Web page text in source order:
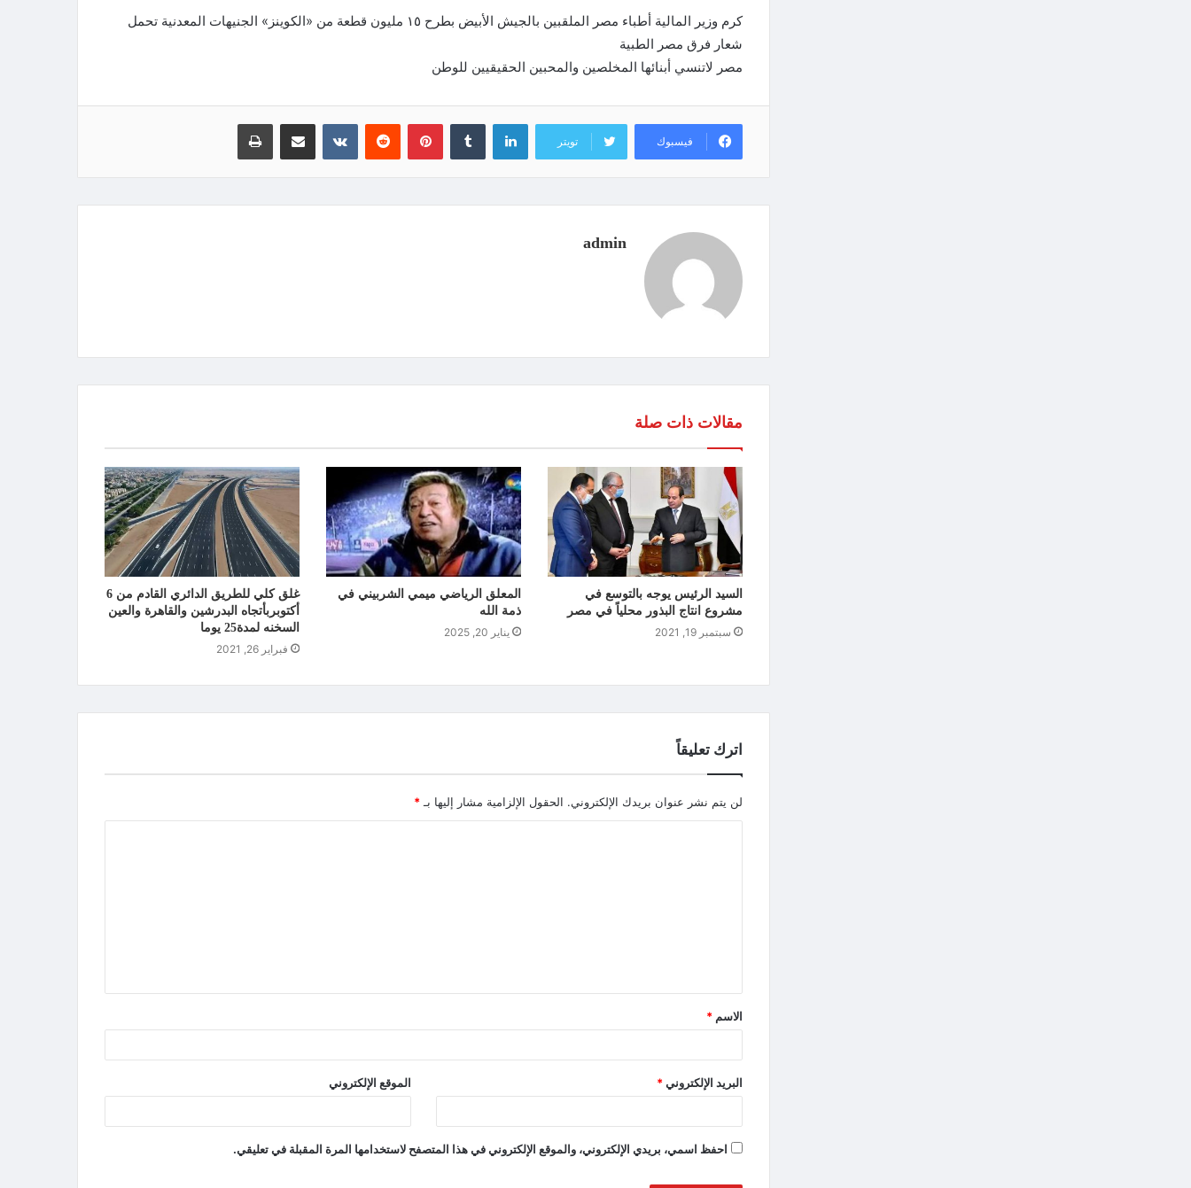
كرم وزير المالية أطباء مصر الملقبين بالجيش الأبيض بطرح ١٥ مليون قطعة من «الكوينز» الجنيهات المعدنية تحمل
شعار فرق مصر الطبية
مصر لاتنسي أبنائها المخلصين والمحبين الحقيقيين للوطن
فيسبوك تويتر
لينكدإن بينتيريست
admin
مقالات ذات صلة
السيد الرئيس يوجه بالتوسع في
مشروع انتاج البذور محلياً في مصر
سبتمبر 19, 2021
المعلق الرياضي ميمي الشربيني في
ذمة الله
يناير 20, 2025
غلق كلي للطريق الدائري القادم من 6
أكتوبربأتجاه البدرشين والقاهرة والعين
السخنه لمدة25 يوما
فبراير 26, 2021
اترك تعليقاً
لن يتم نشر عنوان بريدك الإلكتروني. الحقول الإلزامية مشار إليها بـ *
الاسم *
البريد الإلكتروني* الموقع الإلكتروني
احفظ اسمي، بريدي الإلكتروني، والموقع الإلكتروني في هذا المتصفح لاستخدامها المرة المقبلة في تعليقي.